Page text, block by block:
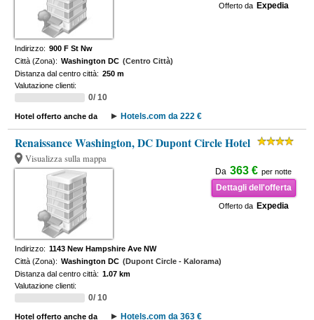
Offerto da Expedia
Indirizzo: 900 F St Nw
Città (Zona): Washington DC (Centro Città)
Distanza dal centro città: 250 m
Valutazione clienti:
0/ 10
Hotel offerto anche da Hotels.com da 222 €
Renaissance Washington, DC Dupont Circle Hotel
Visualizza sulla mappa
Da 363 € per notte
Dettagli dell'offerta
Offerto da Expedia
Indirizzo: 1143 New Hampshire Ave NW
Città (Zona): Washington DC (Dupont Circle - Kalorama)
Distanza dal centro città: 1.07 km
Valutazione clienti:
0/ 10
Hotel offerto anche da Hotels.com da 363 €